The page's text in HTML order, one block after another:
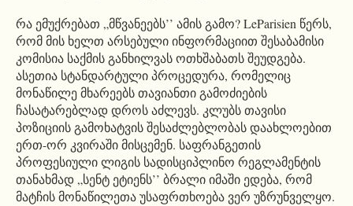
რა ემუქრებათ „მწვანეებს’’ ამის გამო? LeParisien წერს,
რომ მის ხელთ არსებული ინფორმაციით შესაბამისი
კომისია საქმის განხილვას ოთხშაბათს შეუდგება.
ასეთია სტანდარტული პროცედურა, რომელიც
მონაწილე მხარეებს თავიანთი გამოძიების
ჩასატარებლად დროს აძლევს. კლუბს თავისი
პოზიციის გამოხატვის შესაძლებლობას დაახლოებით
ერთ-ორ კვირაში მისცემენ. საფრანგეთის
პროფესიული ლიგის სადისციპლინო რეგლამენტის
თანახმად „სენტ ეტიენს’’ ბრალი იმაში ედება, რომ
მატჩის მონაწილეთა უსაფრთხოება ვერ უზრუნველყო.